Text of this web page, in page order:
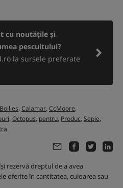
cu noutățile și
pescuitului?
la sursele preferate
Boilies,Calamar,CcMoore,
,Octopus, pentru, Produc,Sepie,
rezervă dreptul de a avea
oferite în cantitatea, culoarea sau